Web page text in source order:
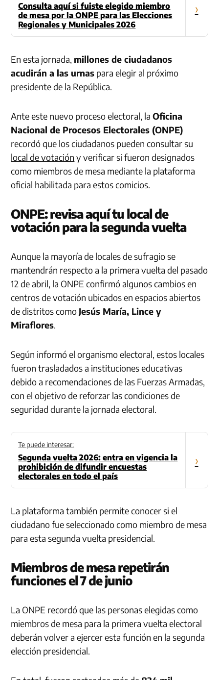
Consulta aquí si fuiste elegido miembro
de mesa por la ONPE para las Elecciones
Regionales y Municipales 2026
›
En esta jornada, millones de ciudadanos
acudirán a las urnas para elegir al próximo
presidente de la República.
Ante este nuevo proceso electoral, laOficina
Nacional de Procesos Electorales (ONPE)
recordó que los ciudadanos pueden consultar su
local de votación y verificar si fueron designados
como miembros de mesa mediante la plataforma
oficial habilitada para estos comicios.
ONPE: revisa aquí tu local de
votación para la segunda vuelta
Aunque la mayoría de locales de sufragio se
mantendrán respecto a la primera vuelta del pasado
12 de abril, la ONPE confirmó algunos cambios en
centros de votación ubicados en espacios abiertos
de distritos como Jesús María, Lince y
Miraflores.
Según informó el organismo electoral, estos locales
fueron trasladados a instituciones educativas
debido a recomendaciones de las Fuerzas Armadas,
con el objetivo de reforzar las condiciones de
seguridad durante la jornada electoral.
Te puede interesar:
Segunda vuelta 2026: entra en vigencia la
prohibición de difundir encuestas
electorales en todo el país
›
La plataforma también permite conocer si el
ciudadano fue seleccionado como miembro de mesa
para esta segunda vuelta presidencial.
Miembros de mesa repetirán
funciones el 7 de junio
La ONPE recordó que las personas elegidas como
miembros de mesa para la primera vuelta electoral
deberán volver a ejercer esta función en la segunda
elección presidencial.